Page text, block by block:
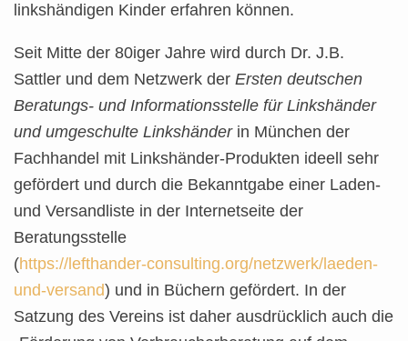
linkshändigen Kinder erfahren können.
Seit Mitte der 80iger Jahre wird durch Dr. J.B.
Sattler und dem Netzwerk der Ersten deutschen
Beratungs- und Informationsstelle für Linkshänder
und umgeschulte Linkshänderin München der
Fachhandel mit Linkshänder-Produkten ideell sehr
gefördert und durch die Bekanntgabe einer Laden-
und Versandliste in der Internetseite der
Beratungsstelle
(https://lefthander-consulting.org/netzwerk/laeden-
und-versand) und in Büchern gefördert. In der
Satzung des Vereins ist daher ausdrücklich auch die